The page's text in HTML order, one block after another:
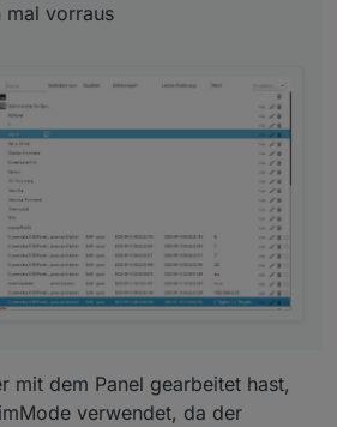
mal vorraus
mit dem Panel gearbeitet hast,
verwendet, da der